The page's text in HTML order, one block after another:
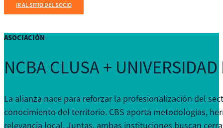
IR AL SITIO DEL SOCIO
ASOCIACIÓN
NCBA CLUSA +
La alianza nace para reforzar la profesionalización del
conocimiento del territorio. CBS aporta metodologías,
relevancia local. Juntas, ambas instituciones buscan